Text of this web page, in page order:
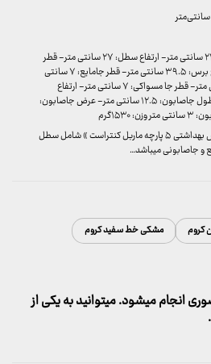
توضیحات ابعاد: قطر سطل: ۲۲ سانتی متر- ارتفاع سطل: ۲۷ سانتی متر- قطر
برس: ۸.۵ سانتی متر- ارتفاع برس: ۳۹.۵ سانتی متر- قطر جامایع: ۷ سانتی
متر- ارتفاع جامایع: ۱۸ سانتی متر- قطر جا مسواکی: ۷ سانتی متر- ارتفاع
جامسواکی: ۱۳ سانتی متر- طول جاصابون: ۱۲.۵ سانتی متر- عرض جاصابون:
سایر توضیحات: «ست سرویس بهداشتی ۵ پارچه ماربل کنتراست » شامل سطل
و جاصابونی میباشد…
کروم مشکی خط سفید کروم
انجام میشود. میتوانید به یکی از